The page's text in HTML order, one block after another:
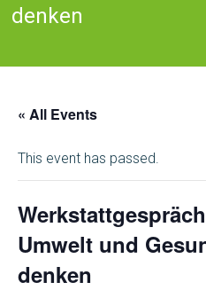
denken
« All Events
This event has passed.
Umwelt und
denken